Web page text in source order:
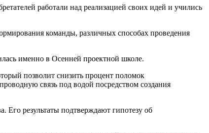
работали над реализацией своих идей и учились
команды, различных способах проведения
именно в Осенней проектной школе.
позволит снизить процент поломок
связь под водой посредством создания
результаты подтверждают гипотезу об